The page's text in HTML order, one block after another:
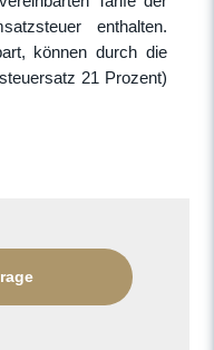
enthalten.
können durch die
21 Prozent)